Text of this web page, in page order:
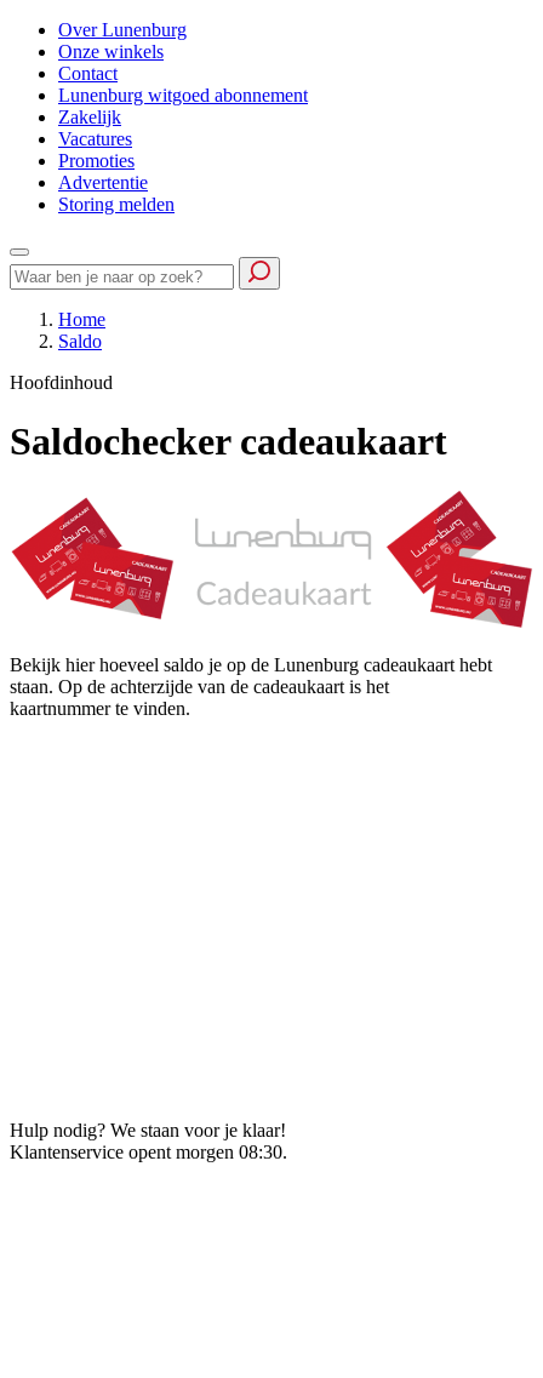
Over Lunenburg
Onze winkels
Contact
Lunenburg witgoed abonnement
Zakelijk
Vacatures
Promoties
Advertentie
Storing melden
Home
Saldo
Hoofdinhoud
Saldochecker cadeaukaart
Bekijk hier hoeveel saldo je op de Lunenburg cadeaukaart hebt
staan. Op de achterzijde van de cadeaukaart is het
kaartnummer te vinden.
Hulp nodig? We staan voor je klaar!
Klantenservice opent morgen 08:30.